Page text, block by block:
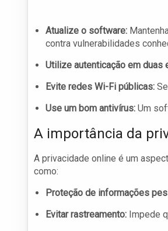
Atualize o software:
contra vulnerabilidades
Utilize autenticação em duas
Evite redes Wi-Fi públicas:
Use um bom antivírus: Um
A importância da
A privacidade online é um
como:
Proteção de informações
Evitar rastreamento: Impede